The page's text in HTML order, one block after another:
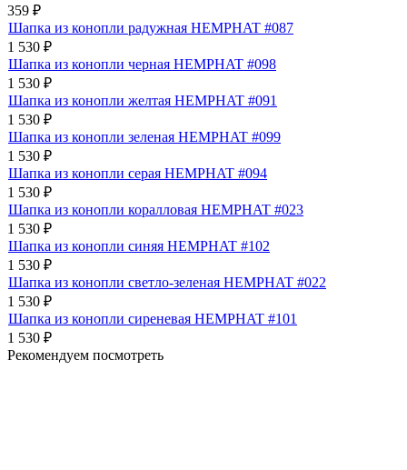
359 ₽
Шапка из конопли радужная HEMPHAT #087
1 530 ₽
Шапка из конопли черная HEMPHAT #098
1 530 ₽
Шапка из конопли желтая HEMPHAT #091
1 530 ₽
Шапка из конопли зеленая HEMPHAT #099
1 530 ₽
Шапка из конопли серая HEMPHAT #094
1 530 ₽
Шапка из конопли коралловая HEMPHAT #023
1 530 ₽
Шапка из конопли синяя HEMPHAT #102
1 530 ₽
Шапка из конопли светло-зеленая HEMPHAT #022
1 530 ₽
Шапка из конопли сиреневая HEMPHAT #101
1 530 ₽
Рекомендуем посмотреть